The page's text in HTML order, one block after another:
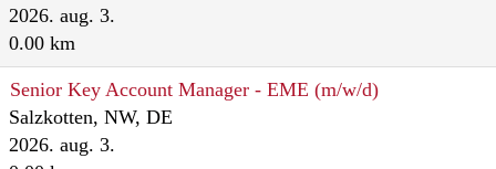
2026. aug. 3.
0.00 km
Senior Key Account Manager - EME (m/w/d)
Salzkotten, NW, DE
2026. aug. 3.